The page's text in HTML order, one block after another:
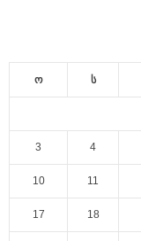
ო ს
3 4
10 11
17 18